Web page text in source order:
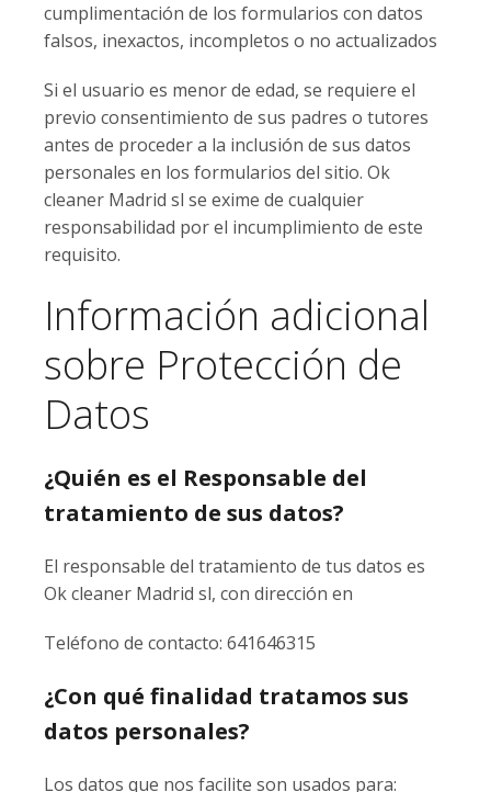
cumplimentación de los formularios con datos
falsos, inexactos, incompletos o no actualizados
Si el usuario es menor de edad, se requiere el
previo consentimiento de sus padres o tutores
antes de proceder a la inclusión de sus datos
personales en los formularios del sitio. Ok
cleaner Madrid sl se exime de cualquier
responsabilidad por el incumplimiento de este
requisito.
Información adicional
sobre Protección de
Datos
¿Quién es el Responsable del
tratamiento de sus datos?
El responsable del tratamiento de tus datos es
Ok cleaner Madrid sl, con dirección en
Teléfono de contacto: 641646315
¿Con qué finalidad tratamos sus
datos personales?
Los datos que nos facilite son usados para: